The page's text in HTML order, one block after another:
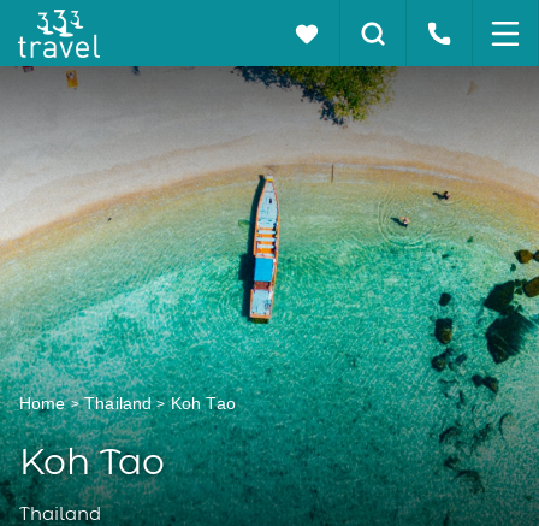
Home Thailand Koh Tao
Koh Tao
Thailand